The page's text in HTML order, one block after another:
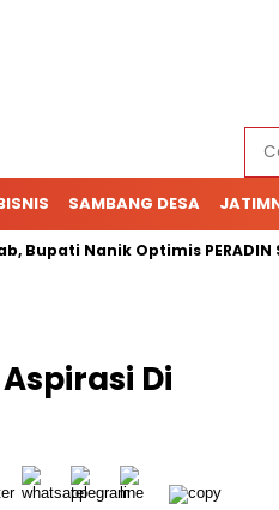
SAMBANG DESA
Nanik Optimis PERADIN
Di